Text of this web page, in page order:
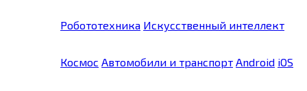
Робототехника Искусственный интеллект
Космос Автомобили и транспорт Android iOS